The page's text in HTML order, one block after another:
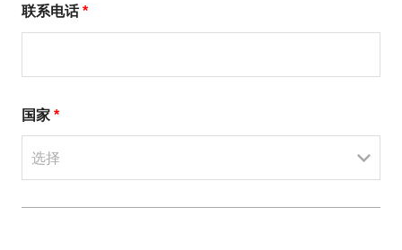
联系电话 *
国家 *
选择